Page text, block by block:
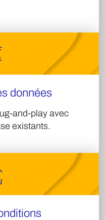
données
and-play avec
existants.